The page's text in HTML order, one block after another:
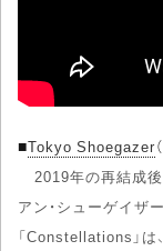
■Tokyo Shoegazer
2019年の再結成
アン・シューゲイザ
「Constellations」は